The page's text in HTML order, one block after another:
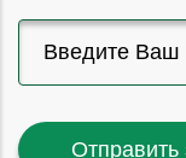
Отправить